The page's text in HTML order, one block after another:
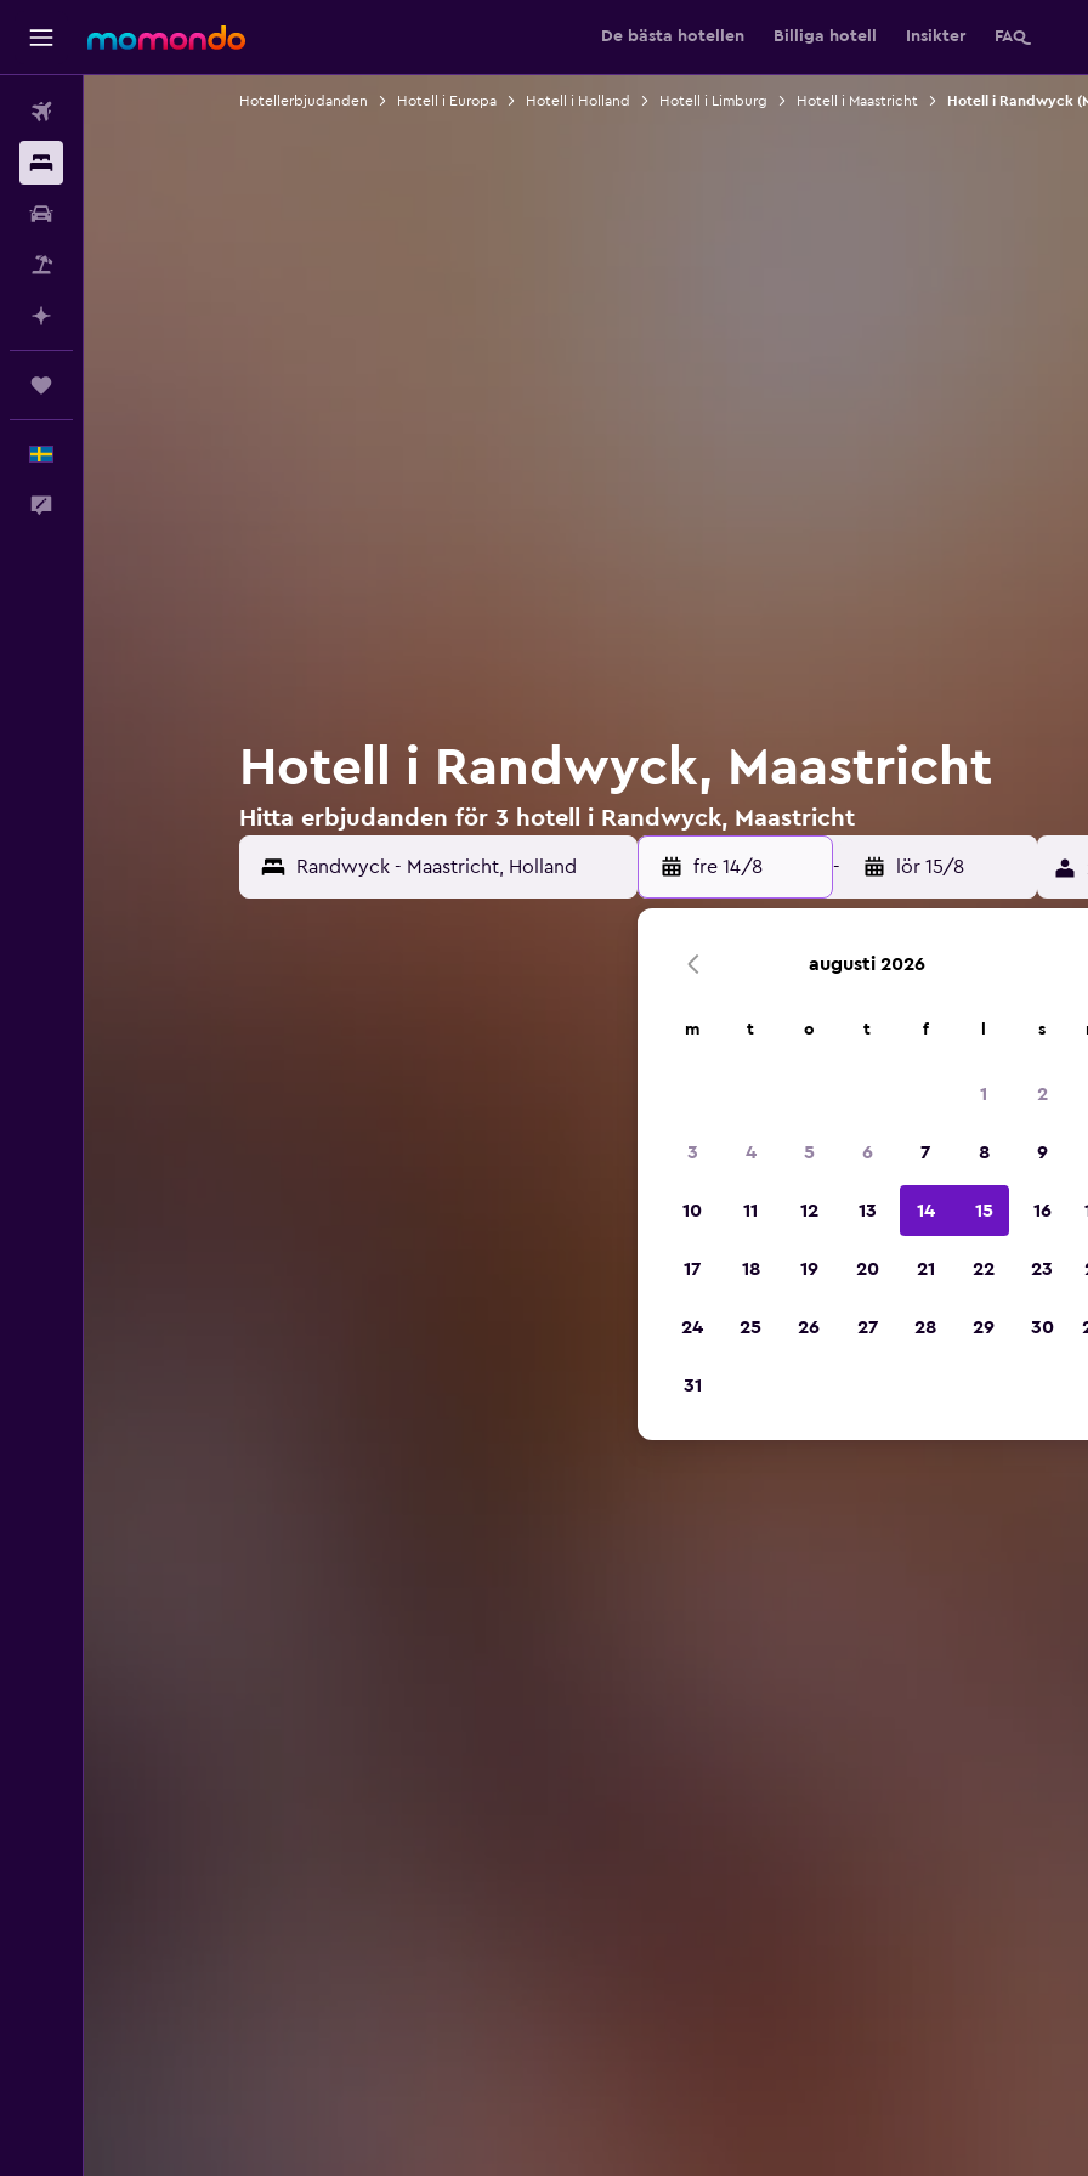
De bästa hotellen Billiga hotell Insikter FAQ
Hotellerbjudanden Hotell i Europa Hotell i Holland Hotell i Limburg Hotell i Maastricht Hotell i Randwyck
Hotell i Randwyck, Maastricht
Hitta erbjudanden för 3 hotell i Randwyck, Maastricht
fre 14/8 - lör 15/8
augusti 2026
m t o t f s
1 2
3 4 5 6 7 8 9
10 11 12 13 14 15 16
17 18 19 20 21 22 23
24 25 26 27 28 29 30
31